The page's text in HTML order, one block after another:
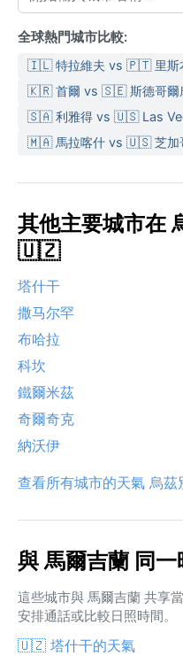
全球熱門城市比較:
🇮🇱 特拉維夫 vs 🇵🇹 里斯
🇰🇷 首爾 vs 🇸🇪 斯德哥爾
🇸🇦 利雅得 vs 🇺🇸 Las
🇲🇦 馬拉喀什 vs 🇺🇸 芝加
其他主要城市在
🇺🇿
塔什干
撒马尔罕
布哈拉
科坎
鐵爾米茲
奇爾奇克
納沃伊
查看所有城市的天氣 烏茲
與 馬爾吉蘭 同
這些城市與 馬爾吉蘭 共
安排通話或比較日照時間。
🇺🇿 塔什干的天氣